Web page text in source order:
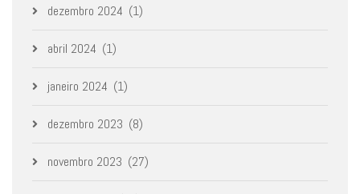
dezembro 2024 (1)
abril 2024 (1)
janeiro 2024 (1)
dezembro 2023 (8)
novembro 2023 (27)